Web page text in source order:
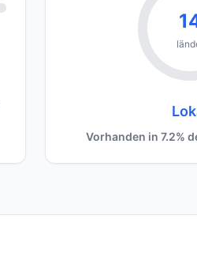
Vorhanden in 7.2%